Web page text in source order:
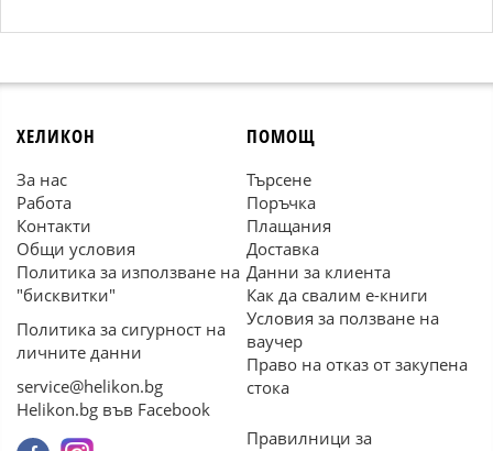
ХЕЛИКОН
За нас
Работа
Контакти
Общи условия
Политика за използване на
"бисквитки"
Политика за сигурност на
личните данни
service@helikon.bg
Helikon.bg във Facebook
ПОМОЩ
Търсене
Поръчка
Плащания
Доставка
Данни за клиента
Как да свалим е-книги
Условия за ползване на
ваучер
Право на отказ от закупена
стока
Правилници за